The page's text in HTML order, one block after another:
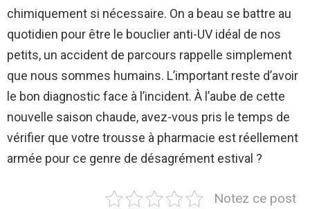
chimiquement si nécessaire. On a beau se battre au
quotidien pour être le bouclier anti-UV idéal de nos
petits, un accident de parcours rappelle simplement
que nous sommes humains. L’important reste d’avoir
le bon diagnostic face à l’incident. À l’aube de cette
nouvelle saison chaude, avez-vous pris le temps de
vérifier que votre trousse à pharmacie est réellement
armée pour ce genre de désagrément estival ?
Notez ce post